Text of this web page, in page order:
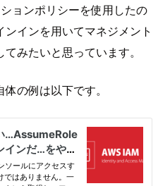
ョンポリシーを使用したの
インを用いてマネジメント
みたいと思っています。
の例は以下です。